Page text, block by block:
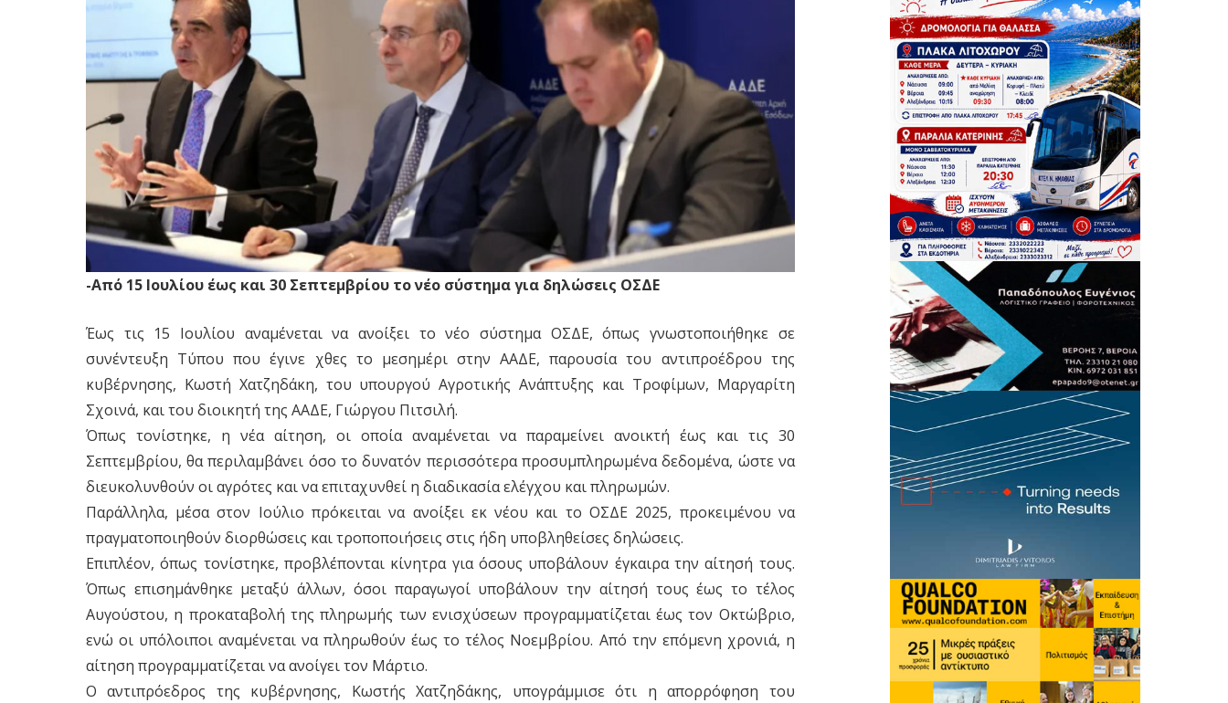
-Από 15 Ιουλίου έως και 30 Σεπτεμβρίου το νέο σύστημα για δηλώσεις ΟΣΔΕ
Έως τις 15 Ιουλίου αναμένεται να ανοίξει το νέο σύστημα ΟΣΔΕ, όπως γνωστοποιήθηκε σε
συνέντευξη Τύπου που έγινε χθες το μεσημέρι στην ΑΑΔΕ, παρουσία του αντιπροέδρου της
κυβέρνησης, Κωστή Χατζηδάκη, του υπουργού Αγροτικής Ανάπτυξης και Τροφίμων, Μαργαρίτη
Σχοινά, και του διοικητή της ΑΑΔΕ, Γιώργου Πιτσιλή.
Όπως τονίστηκε, η νέα αίτηση, οι οποία αναμένεται να παραμείνει ανοικτή έως και τις 30
Σεπτεμβρίου, θα περιλαμβάνει όσο το δυνατόν περισσότερα προσυμπληρωμένα δεδομένα, ώστε να
διευκολυνθούν οι αγρότες και να επιταχυνθεί η διαδικασία ελέγχου και πληρωμών.
Παράλληλα, μέσα στον Ιούλιο πρόκειται να ανοίξει εκ νέου και το ΟΣΔΕ 2025, προκειμένου να
πραγματοποιηθούν διορθώσεις και τροποποιήσεις στις ήδη υποβληθείσες δηλώσεις.
Επιπλέον, όπως τονίστηκε, προβλέπονται κίνητρα για όσους υποβάλουν έγκαιρα την αίτησή τους.
Όπως επισημάνθηκε μεταξύ άλλων, όσοι παραγωγοί υποβάλουν την αίτησή τους έως το τέλος
Αυγούστου, η προκαταβολή της πληρωμής των ενισχύσεων προγραμματίζεται έως τον Οκτώβριο,
ενώ οι υπόλοιποι αναμένεται να πληρωθούν έως το τέλος Νοεμβρίου. Από την επόμενη χρονιά, η
αίτηση προγραμματίζεται να ανοίγει τον Μάρτιο.
Ο αντιπρόεδρος της κυβέρνησης, Κωστής Χατζηδάκης, υπογράμμισε ότι η απορρόφηση του